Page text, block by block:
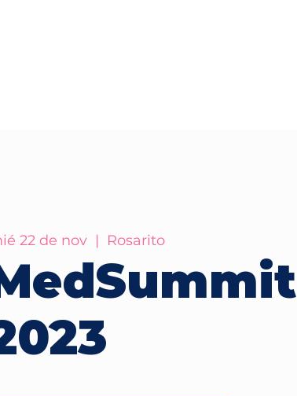
22 de nov
  |
Rosarito